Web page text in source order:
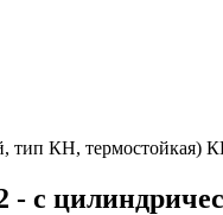
тип КН, термостойкая)
- с